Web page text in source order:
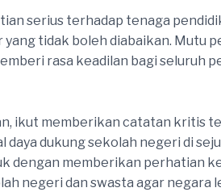
serius terhadap tenaga
tidak boleh diabaikan. Mutu
rasa keadilan bagi seluruh
ikut memberikan catatan kritis
daya dukung sekolah negeri di
dengan memberikan perhatian
negeri dan swasta agar